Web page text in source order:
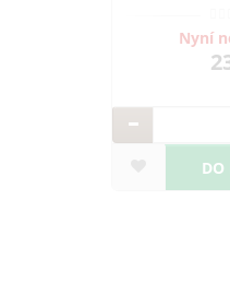
Nyní
DO